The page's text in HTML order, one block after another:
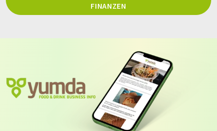
FINANZEN